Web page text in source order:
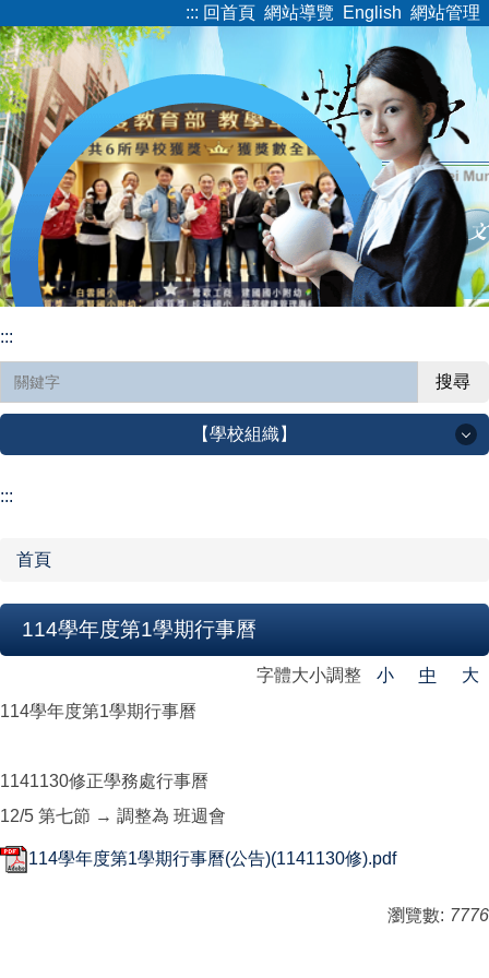
到
主
要
內
容
區
::: 回首頁 網站導覽 English 網站管理
:::
搜尋
【學校組織】
【學校組織】
網站導覽
:::
首頁
114學年度第1學期行事曆
字體大小調整 小 中
大
114學年度第1學期行事曆
1141130修正學務處行事曆
12/5 第七節 → 調整為 班週會
114學年度第1學期行事曆(公告)(1141130修).pdf
瀏覽數: 7776